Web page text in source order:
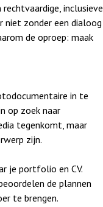
inclusieve
niet zonder een dialoog
de oproep: maak
in te
op zoek naar
tegenkomt, maar
zijn.
je portfolio en CV.
de plannen
te brengen.